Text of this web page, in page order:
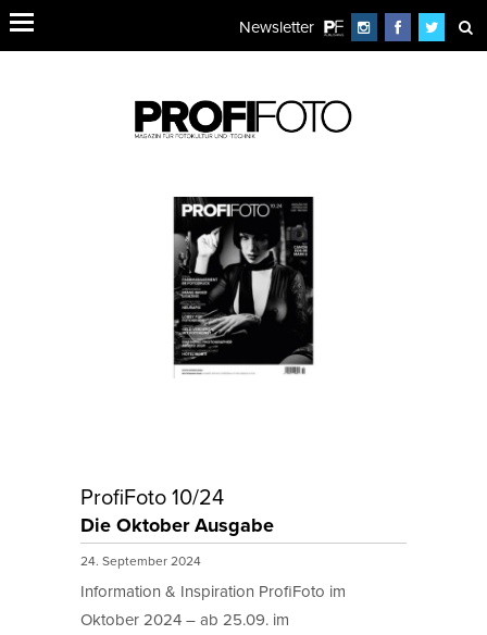
Newsletter
ProfiFoto 10/24
Die Oktober Ausgabe
24. September 2024
Information & Inspiration ProfiFoto im
Oktober 2024 – ab 25.09. im